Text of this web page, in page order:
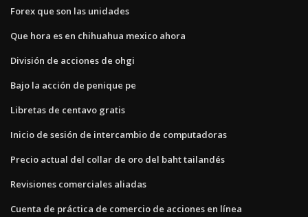
Forex que son las unidades
Que hora es en chihuahua mexico ahora
División de acciones de ohgi
Bajo la acción de penique pe
Libretas de centavo gratis
Inicio de sesión de intercambio de computadoras
Precio actual del collar de oro del baht tailandés
Revisiones comerciales aliadas
Cuenta de práctica de comercio de acciones en línea